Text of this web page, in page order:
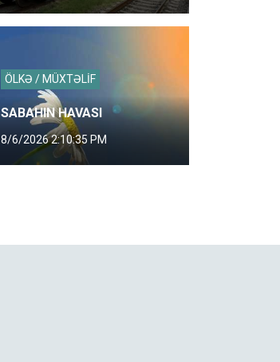
ÖLKƏ / MÜXTƏLİF
SABAHIN HAVASI
8/6/2026 2:10:35 PM